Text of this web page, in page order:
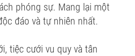
phóng sự. Mang lại một
đáo và tự nhiên nhất.
tiệc cưới vu quy và tân